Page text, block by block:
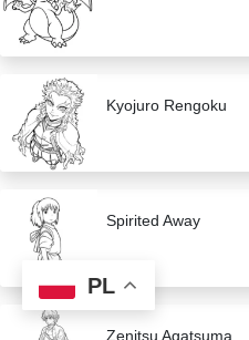
Kyojuro Rengoku
Spirited Away
Zenitsu Agatsuma
PL